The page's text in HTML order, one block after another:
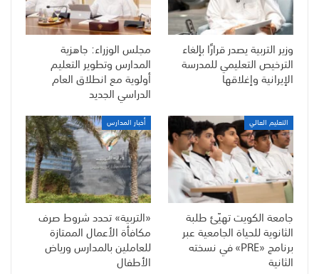
وزير التربية يصدر قرارًا بإلغاء
الترخيص التعليمي للمدرسة
الإيرانية وإغلاقها
مجلس الوزراء: جاهزية
المدارس وتطوير التعليم
أولوية مع انطلاق العام
الدراسي الجديد
التعليم العالي
جامعة الكويت تهيّئ طلبة
الثانوية للحياة الجامعية عبر
برنامج «PRE» في نسخته
الثانية
أخبار المدارس
«التربية» تحدد شروط صرف
مكافأة الأعمال الممتازة
للعاملين بالمدارس ورياض
الأطفال